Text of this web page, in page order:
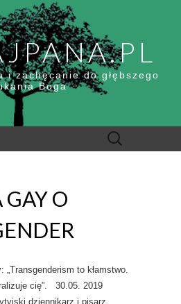
i zachęcanie do głębszego
Boga
Szukaj:
GAY O
„Transgenderism to kłamstwo.
cię”. 30.05. 2019
dziennikarz i pisarz,